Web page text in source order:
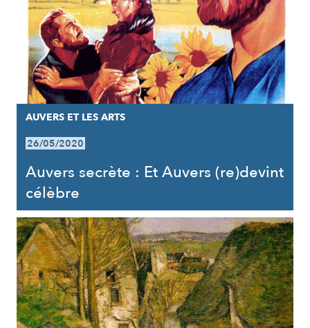
AUVERS ET LES ARTS
26/05/2020
Auvers secrète : Et Auvers (re)devint
célèbre